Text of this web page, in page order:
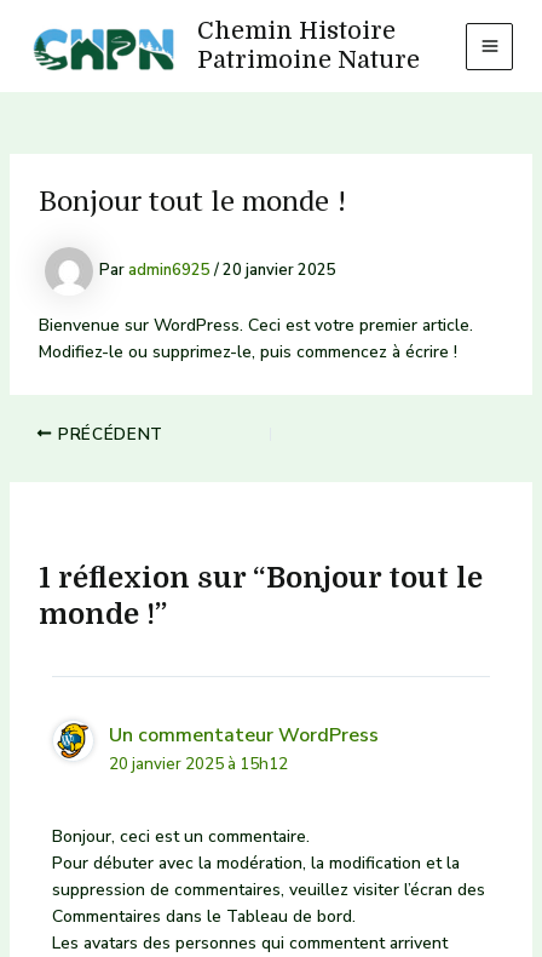
contenu
Chemin Histoire
Patrimoine Nature
Bonjour tout le monde !
Paradmin6925/20 janvier 2025
Bienvenue sur WordPress. Ceci est votre premier article.
Modifiez-le ou supprimez-le, puis commencez à écrire !
NavigationPRÉCÉDENT
1 réflexion sur “Bonjour tout le
monde !”
Un commentateur WordPress
20 janvier 2025 à 15h12
Bonjour, ceci est un commentaire.
Pour débuter avec la modération, la modification et la
suppression de commentaires, veuillez visiter l’écran des
Commentaires dans le Tableau de bord.
Les avatars des personnes qui commentent arrivent